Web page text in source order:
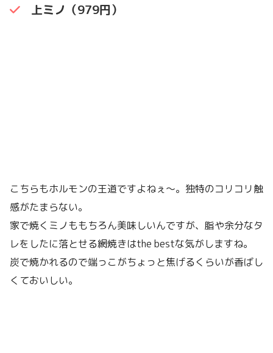
上ミノ（979円）
こちらもホルモンの王道ですよねぇ〜。独特のコリコリ触
感がたまらない。
家で焼くミノももちろん美味しいんですが、脂や余分なタ
レをしたに落とせる網焼きはthe bestな気がしますね。
炭で焼かれるので端っこがちょっと焦げるくらいが香ばし
くておいしい。